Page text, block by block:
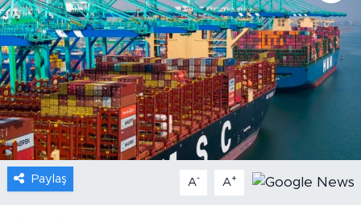
Paylaş A- A+
Çin Fuarları
Gündem
Video
Sağlık